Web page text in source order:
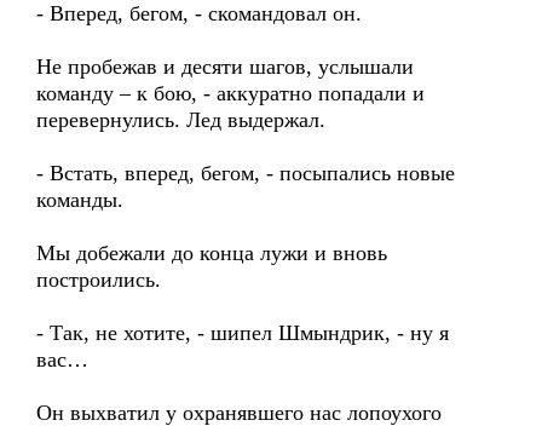
- Вперед, бегом, - скомандовал он.
Не пробежав и десяти шагов, услышали
команду – к бою, - аккуратно попадали и
перевернулись. Лед выдержал.
- Встать, вперед, бегом, - посыпались новые
команды.
Мы добежали до конца лужи и вновь
построились.
- Так, не хотите, - шипел Шмындрик, - ну я
вас…
Он выхватил у охранявшего нас лопоухого